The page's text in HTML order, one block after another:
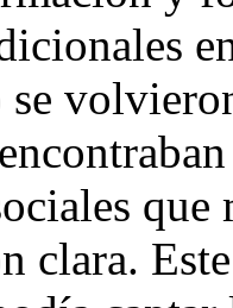
clara.